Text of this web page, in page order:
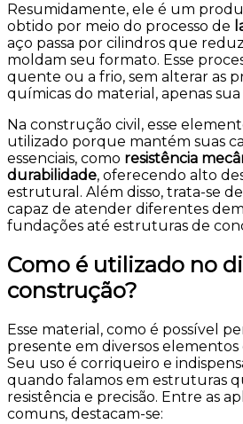
Resumidamente, ele é um
obtido por meio do processo de
aço passa por cilindros que
moldam seu formato. Esse
quente ou a frio, sem alterar as
químicas do material, apenas
Na construção civil, esse
utilizado porque mantém suas
essenciais, como resistência
durabilidade, oferecendo alto
estrutural. Além disso, trata-se
capaz de atender diferentes
fundações até estruturas de
Como é utilizado no
construção?
Esse material, como é possível
presente em diversos elementos
Seu uso é corriqueiro e
quando falamos em estruturas
resistência e precisão. Entre as
comuns, destacam-se: